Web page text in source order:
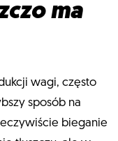
ma
wagi, często
sposób na
bieganie